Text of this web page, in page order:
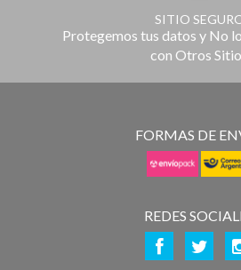
SITIO
Protegemos tus datos y No
con Otros
FORMAS DE
REDES